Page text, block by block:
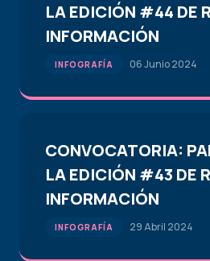
LA EDICIÓN #44 DE
INFORMACIÓN
INFOGRAFÍA 06 Junio 2024
CONVOCATORIA:
LA EDICIÓN #43 DE
INFORMACIÓN
INFOGRAFÍA 29 Abril 2024